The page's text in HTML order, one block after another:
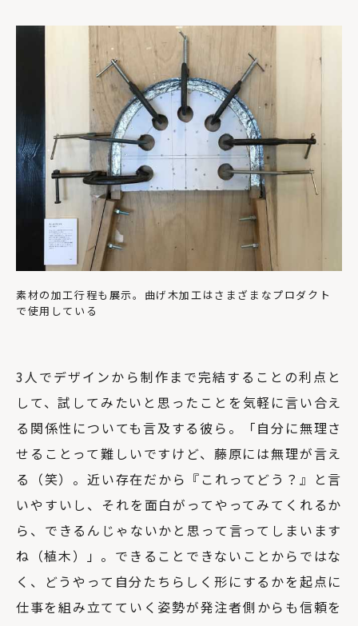
素材の加工行程も展示。曲げ木加工はさまざまなプロダクト
で使用している
3人でデザインから制作まで完結することの利点と
して、試してみたいと思ったことを気軽に言い合え
る関係性についても言及する彼ら。「自分に無理さ
せることって難しいですけど、藤原には無理が言え
る（笑）。近い存在だから『これってどう？』と言
いやすいし、それを面白がってやってみてくれるか
ら、できるんじゃないかと思って言ってしまいます
ね（植木）」。できることできないことからではな
く、どうやって自分たちらしく形にするかを起点に
仕事を組み立てていく姿勢が発注者側からも信頼を